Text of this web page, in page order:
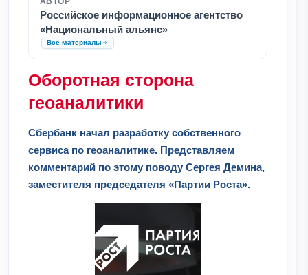
Российское информационное агентство
«Национальный альянс»
Все материалы
Оборотная сторона
геоаналитики
Сбербанк начал разработку собственного
сервиса по геоаналитике. Представляем
комментарий по этому поводу Сергея Демина,
заместителя председателя «Партии Роста».